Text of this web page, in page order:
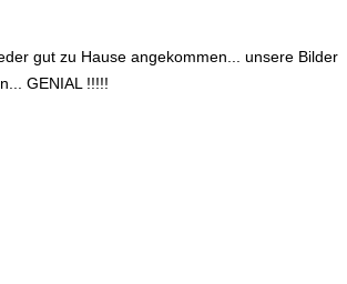
gut zu Hause angekommen... unsere Bilder
GENIAL !!!!!